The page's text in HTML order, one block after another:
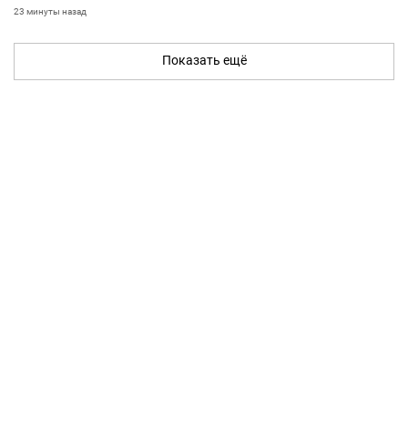
23 минуты назад
Показать ещё